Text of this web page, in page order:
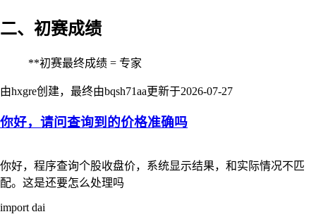
二、初赛成绩
**初赛最终成绩 = 专家
由hxgre创建，最终由bqsh71aa更新于2026-07-27
你好，请问查询到的价格准确吗
你好，程序查询个股收盘价，系统显示结果，和实际情况不匹
配。这是还要怎么处理吗
import dai